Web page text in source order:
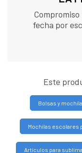
fecha por
Este
Bolsas y
Mochilas escolares
Artículos para